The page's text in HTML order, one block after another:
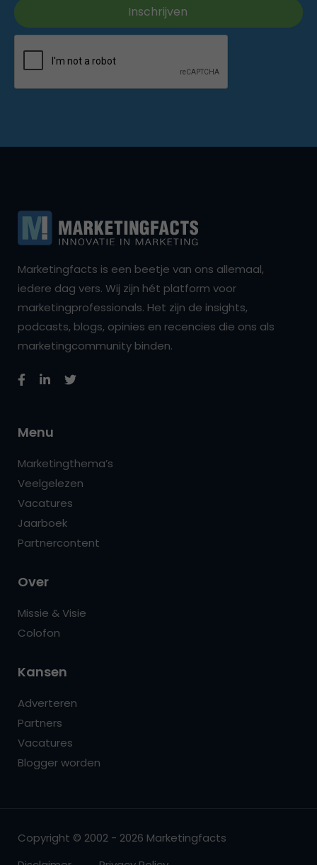
Marketingfacts is een beetje van ons allemaal,
iedere dag vers. Wij zijn hét platform voor
marketingprofessionals. Het zijn de insights,
podcasts, blogs, opinies en recencies die ons als
marketingcommunity binden.
Menu
Marketingthema’s
Veelgelezen
Vacatures
Jaarboek
Partnercontent
Over
Missie & Visie
Colofon
Kansen
Adverteren
Partners
Vacatures
Blogger worden
Copyright © 2002 - 2026 Marketingfacts